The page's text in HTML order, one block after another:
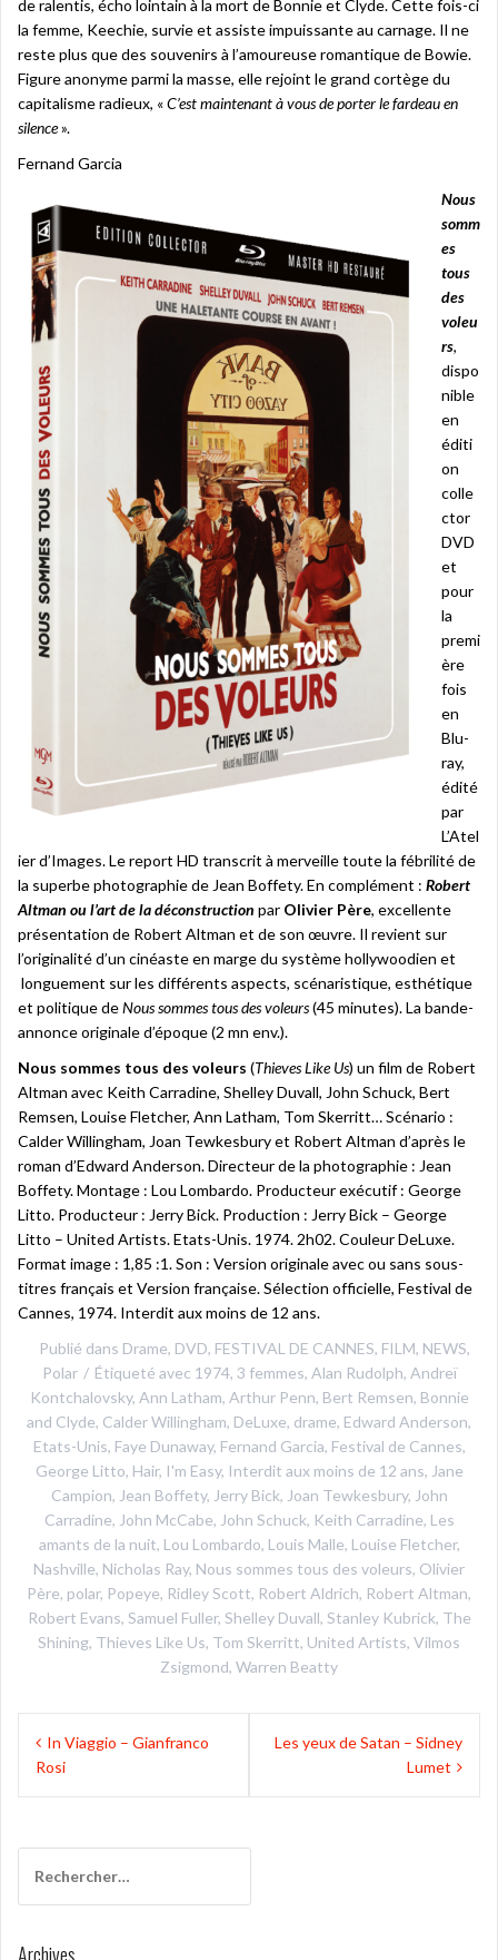
de ralentis, écho lointain à la mort de Bonnie et Clyde. Cette fois-ci
la femme, Keechie, survie et assiste impuissante au carnage. Il ne
reste plus que des souvenirs à l’amoureuse romantique de Bowie.
Figure anonyme parmi la masse, elle rejoint le grand cortège du
capitalisme radieux, «C’est maintenant à vous de porter le fardeau en
silence».
Fernand Garcia
Nous
somm
es
tous
des
voleu
rs,
dispo
nible
en
éditi
on
colle
ctor
DVD
et
pour
la
premi
ère
fois
en
Blu-
ray,
édité
par
L’Atel
ier d’Images. Le report HD transcrit à merveille toute la fébrilité de
la superbe photographie de Jean Boffety. En complément : Robert
Altman ou l’art de la déconstruction par Olivier Père, excellente
présentation de Robert Altman et de son œuvre. Il revient sur
l’originalité d’un cinéaste en marge du système hollywoodien et
longuement sur les différents aspects, scénaristique, esthétique
et politique deNous sommes tous des voleurs(45 minutes). La bande-
annonce originale d’époque (2 mn env.).
Nous sommes tous des voleurs (Thieves Like Us) un film de Robert
Altman avec Keith Carradine, Shelley Duvall, John Schuck, Bert
Remsen, Louise Fletcher, Ann Latham, Tom Skerritt… Scénario :
Calder Willingham, Joan Tewkesbury et Robert Altman d’après le
roman d’Edward Anderson. Directeur de la photographie : Jean
Boffety. Montage : Lou Lombardo. Producteur exécutif : George
Litto. Producteur : Jerry Bick. Production : Jerry Bick – George
Litto – United Artists. Etats-Unis. 1974. 2h02. Couleur DeLuxe.
Format image : 1,85 :1. Son : Version originale avec ou sans sous-
titres français et Version française. Sélection officielle, Festival de
Cannes, 1974. Interdit aux moins de 12 ans.
Publié dans Drame, DVD, FESTIVAL DE CANNES, FILM, NEWS,
Polar
Étiqueté avec 1974, 3 femmes, Alan Rudolph, Andreï
Kontchalovsky, Ann Latham, Arthur Penn, Bert Remsen, Bonnie
and Clyde, Calder Willingham, DeLuxe, drame, Edward Anderson,
Etats-Unis, Faye Dunaway, Fernand Garcia, Festival de Cannes,
George Litto, Hair, I'm Easy, Interdit aux moins de 12 ans, Jane
Campion, Jean Boffety, Jerry Bick, Joan Tewkesbury, John
Carradine, John McCabe, John Schuck, Keith Carradine, Les
amants de la nuit, Lou Lombardo, Louis Malle, Louise Fletcher,
Nashville, Nicholas Ray, Nous sommes tous des voleurs, Olivier
Père, polar, Popeye, Ridley Scott, Robert Aldrich, Robert Altman,
Robert Evans, Samuel Fuller, Shelley Duvall, Stanley Kubrick, The
Shining, Thieves Like Us, Tom Skerritt, United Artists, Vilmos
Zsigmond, Warren Beatty
Navigation
de In Viaggio – Gianfranco
Rosi
Les yeux de Satan – Sidney
Lumet
Archives